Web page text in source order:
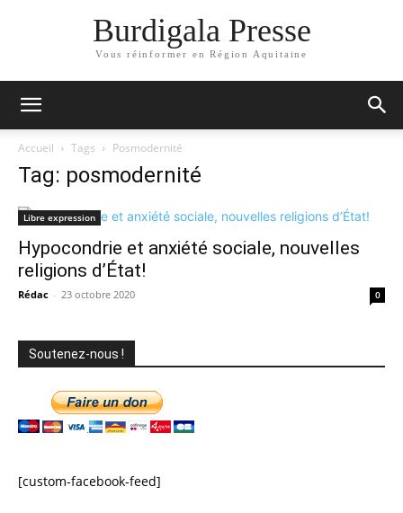
Burdigala Presse
Vous réinformer en Région Aquitaine
Accueil Tags Posmodernité
Tag: posmodernité
Libre expression
Hypocondrie et anxiété sociale, nouvelles
religions d’État!
Rédac - 23 octobre 2020 0
Soutenez-nous !
[custom-facebook-feed]